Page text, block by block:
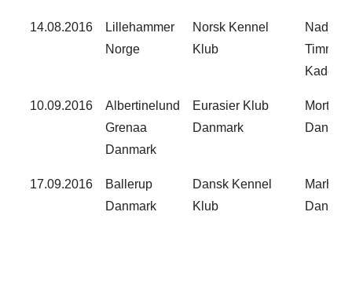
14.08.2016​
Lillehammer
Norge​
Norsk Kennel
Klub​
Nadjia
​10.09.2016
Albertinelund
Grenaa
Danmark​
Eurasier Klub
Danmark​
​Morten
17.09.2016​
Ballerup
Danmark​
Dansk Kennel
Klub​
Marha